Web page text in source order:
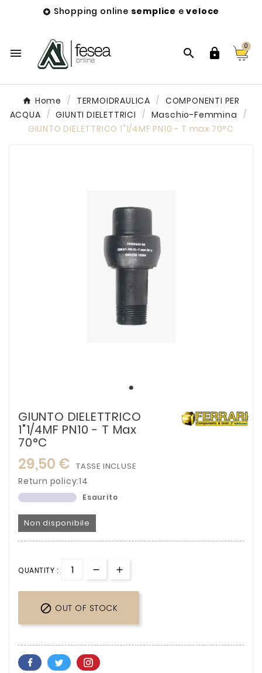
 Shopping online semplice eveloce
  
0
Home TERMOIDRAULICA
COMPONENTI PER
ACQUA
GIUNTI DIELETTRICI
Maschio-Femmina
GIUNTO DIELETTRICO 1"1/4MF PN10 - T max 70°C
GIUNTO DIELETTRICO
1"1/4MF PN10 - T Max
70°C
29,50 € TASSE INCLUSE
Return policy:14
Esaurito
Non disponibile
QUANTITY :
 OUT OF STOCK